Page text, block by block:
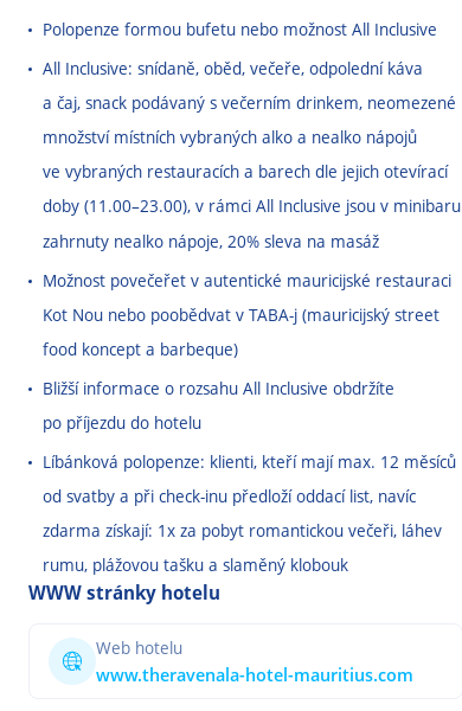
Polopenze formou bufetu nebo možnost All Inclusive
All Inclusive: snídaně, oběd, večeře, odpolední káva
a čaj, snack podávaný s večerním drinkem, neomezené
množství místních vybraných alko a nealko nápojů
ve vybraných restauracích a barech dle jejich otevírací
doby (11.00–23.00), v rámci All Inclusive jsou v minibaru
zahrnuty nealko nápoje, 20% sleva na masáž
Možnost povečeřet v autentické mauricijské restauraci
Kot Nou nebo poobědvat v TABA-j (mauricijský street
food koncept a barbeque)
Bližší informace o rozsahu All Inclusive obdržíte
po příjezdu do hotelu
Líbánková polopenze: klienti, kteří mají max. 12 měsíců
od svatby a při check-inu předloží oddací list, navíc
zdarma získají: 1x za pobyt romantickou večeři, láhev
rumu, plážovou tašku a slaměný klobouk
WWW stránky hotelu
Web hotelu
www.theravenala-hotel-mauritius.com